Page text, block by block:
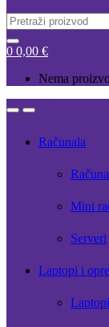
Search
for:
0 0,00 €
Nema
OpenClose
Računala
Mini
Serveri
Laptopi i
Laptopi